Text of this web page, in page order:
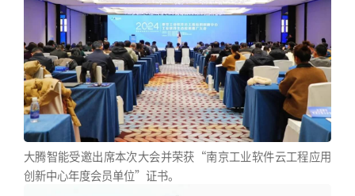
大腾智能受邀出席本次大会并荣获“南京工业软件云工程应用
创新中心年度会员单位”证书。